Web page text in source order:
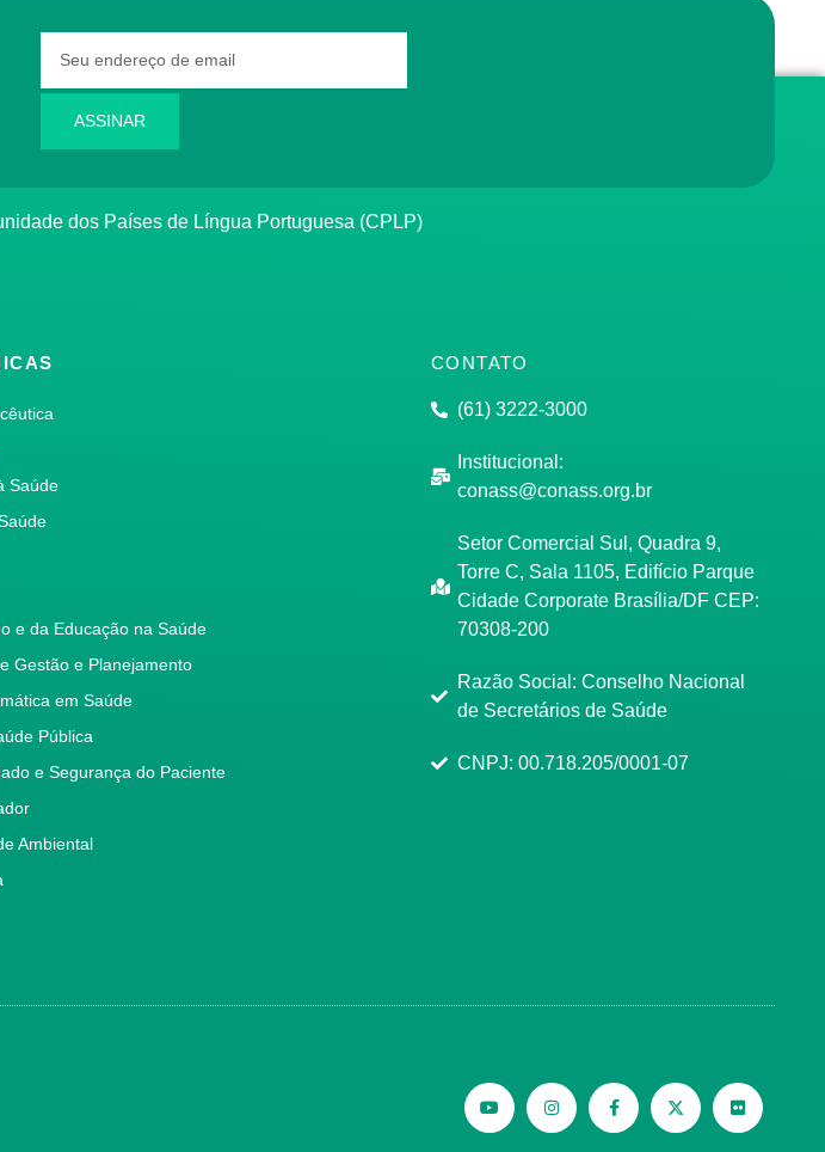
ASSINAR
dos Países de Língua Portuguesa (CPLP)
Saúde
e da Educação na Saúde
Gestão e Planejamento
em Saúde
Pública
e Segurança do Paciente
Ambiental
CONTATO
(61) 3222-3000
Institucional:
conass@conass.org.br
Setor Comercial Sul, Quadra 9,
Torre C, Sala 1105, Edifício Parque
Cidade Corporate Brasília/DF CEP:
70308-200
Razão Social: Conselho Nacional
de Secretários de Saúde
CNPJ: 00.718.205/0001-07